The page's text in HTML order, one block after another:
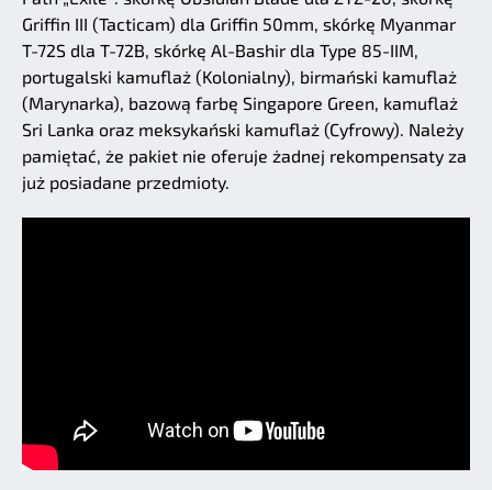
Griffin III (Tacticam) dla Griffin 50mm, skórkę Myanmar
T-72S dla T-72B, skórkę Al-Bashir dla Type 85-IIM,
portugalski kamuflaż (Kolonialny), birmański kamuflaż
(Marynarka), bazową farbę Singapore Green, kamuflaż
Sri Lanka oraz meksykański kamuflaż (Cyfrowy). Należy
pamiętać, że pakiet nie oferuje żadnej rekompensaty za
już posiadane przedmioty.